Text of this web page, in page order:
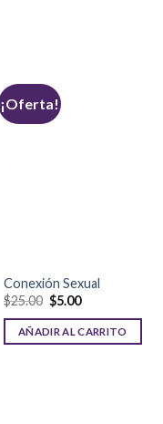
¡Oferta!
Conexión Sexual
$25.00 $5.00
AÑADIR AL CARRITO